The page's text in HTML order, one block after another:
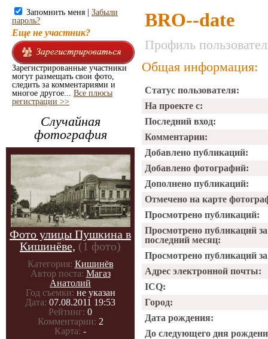
Запомнить меня | Забыли
пароль?
Еще не участник?
Зарегистрированные участники
могут размещать свои фото,
следить за комментариями и
многое другое... Все плюсы
регистрации >>
Случайная
фотография
Фото улицы Пушкина в
Кишинёве, (1 фото)
Категория: Кишинёв
Автор поста: Магаз
Анатолий
Год съемки: не указан
Дата: 07.08.2011 19:53
Рейтинг: 0
Комментарии: 2
Карта: -
BRO--date
Профиль
Общая информация:
Статус пользователя:
На проекте с:
Последний вход:
Комментарии:
Добавлено публикаций:
Добавлено фотографий:
Дополнено публикаций:
Отмечено на карте
Просмотрено публикаций:
Просмотрено публикаций за
последний месяц:
Просмотрено публикаций за
Адрес электронной почты:
ICQ:
Город:
Дата рождения:
До следующего дня